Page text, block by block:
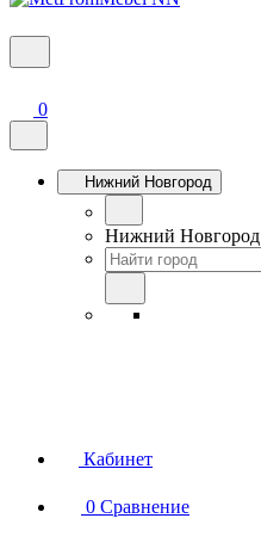
0
Нижний Новгород
Нижний Новгород
Кабинет
0 Сравнение